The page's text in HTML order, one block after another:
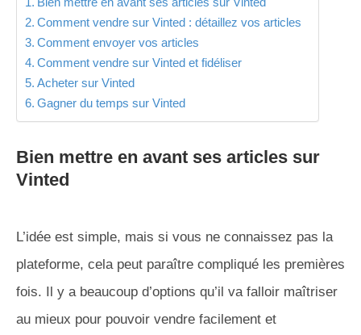
Comment vendre sur Vinted : détaillez vos articles
Comment envoyer vos articles
Comment vendre sur Vinted et fidéliser
Acheter sur Vinted
Gagner du temps sur Vinted
Bien mettre en avant ses articles sur
Vinted
L’idée est simple, mais si vous ne connaissez pas la
plateforme, cela peut paraître compliqué les premières
fois. Il y a beaucoup d’options qu’il va falloir maîtriser
au mieux pour pouvoir vendre facilement et